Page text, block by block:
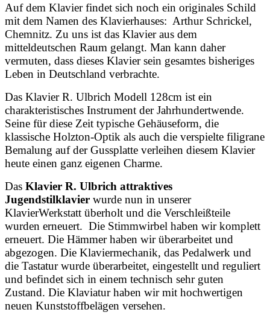
Auf dem Klavier findet sich noch ein originales Schild
mit dem Namen des Klavierhauses: Arthur Schrickel,
Chemnitz. Zu uns ist das Klavier aus dem
mitteldeutschen Raum gelangt. Man kann daher
vermuten, dass dieses Klavier sein gesamtes bisheriges
Leben in Deutschland verbrachte.
Das Klavier R. Ulbrich Modell 128cm ist ein
charakteristisches Instrument der Jahrhundertwende.
Seine für diese Zeit typische Gehäuseform, die
klassische Holzton-Optik als auch die verspielte filigrane
Bemalung auf der Gussplatte verleihen diesem Klavier
heute einen ganz eigenen Charme.
Das Klavier R. Ulbrich attraktives
Jugendstilklavier wurde nun in unserer
KlavierWerkstatt überholt und die Verschleißteile
wurden erneuert. Die Stimmwirbel haben wir komplett
erneuert. Die Hämmer haben wir überarbeitet und
abgezogen. Die Klaviermechanik, das Pedalwerk und
die Tastatur wurde überarbeitet, eingestellt und reguliert
und befindet sich in einem technisch sehr guten
Zustand. Die Klaviatur haben wir mit hochwertigen
neuen Kunststoffbelägen versehen.